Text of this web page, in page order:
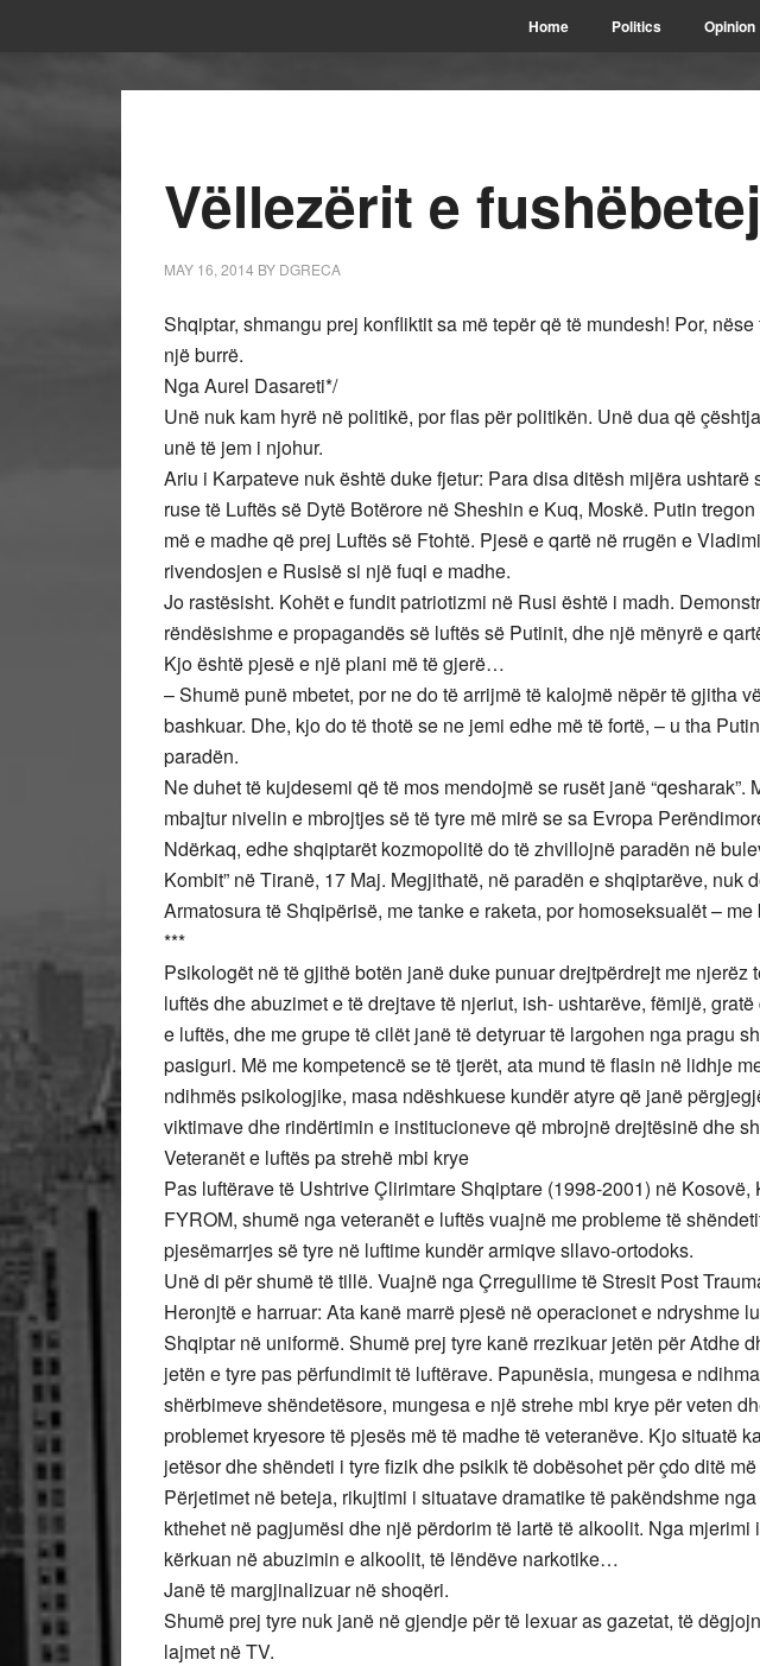
Home Politics Opinion
Vëllezërit e
MAY 16, 2014 BY DGRECA
Shqiptar, shmangu prej konfliktit sa më tepër që të mundesh! Por,
një burrë.
Nga Aurel Dasareti*/
Unë nuk kam hyrë në politikë, por flas për politikën. Unë dua që
unë të jem i njohur.
Ariu i Karpateve nuk është duke fjetur: Para disa ditësh mijëra ushtarë
ruse të Luftës së Dytë Botërore në Sheshin e Kuq, Moskë. Putin
më e madhe që prej Luftës së Ftohtë. Pjesë e qartë në rrugën e
rivendosjen e Rusisë si një fuqi e madhe.
Jo rastësisht. Kohët e fundit patriotizmi në Rusi është i madh.
rëndësishme e propagandës së luftës së Putinit, dhe një mënyrë e
Kjo është pjesë e një plani më të gjerë…
– Shumë punë mbetet, por ne do të arrijmë të kalojmë nëpër të gjitha
bashkuar. Dhe, kjo do të thotë se ne jemi edhe më të fortë, – u tha
paradën.
Ne duhet të kujdesemi që të mos mendojmë se rusët janë “qesharak”.
mbajtur nivelin e mbrojtjes së të tyre më mirë se sa Evropa
Ndërkaq, edhe shqiptarët kozmopolitë do të zhvillojnë paradën në
Kombit” në Tiranë, 17 Maj. Megjithatë, në paradën e shqiptarëve, nuk
Armatosura të Shqipërisë, me tanke e raketa, por homoseksualët – me
***
Psikologët në të gjithë botën janë duke punuar drejtpërdrejt me njerëz
luftës dhe abuzimet e të drejtave të njeriut, ish- ushtarëve, fëmijë,
e luftës, dhe me grupe të cilët janë të detyruar të largohen nga pragu
pasiguri. Më me kompetencë se të tjerët, ata mund të flasin në lidhje
ndihmës psikologjike, masa ndëshkuese kundër atyre që janë
viktimave dhe rindërtimin e institucioneve që mbrojnë drejtësinë dhe
Veteranët e luftës pa strehë mbi krye
Pas luftërave të Ushtrive Çlirimtare Shqiptare (1998-2001) në
FYROM, shumë nga veteranët e luftës vuajnë me probleme të
pjesëmarrjes së tyre në luftime kundër armiqve sllavo-ortodoks.
Unë di për shumë të tillë. Vuajnë nga Çrregullime të Stresit Post
Heronjtë e harruar: Ata kanë marrë pjesë në operacionet e ndryshme
Shqiptar në uniformë. Shumë prej tyre kanë rrezikuar jetën për Atdhe
jetën e tyre pas përfundimit të luftërave. Papunësia, mungesa e
shërbimeve shëndetësore, mungesa e një strehe mbi krye për veten
problemet kryesore të pjesës më të madhe të veteranëve. Kjo situatë
jetësor dhe shëndeti i tyre fizik dhe psikik të dobësohet për çdo ditë më
Përjetimet në beteja, rikujtimi i situatave dramatike të pakëndshme
kthehet në pagjumësi dhe një përdorim të lartë të alkoolit. Nga
kërkuan në abuzimin e alkoolit, të lëndëve narkotike…
Janë të margjinalizuar në shoqëri.
Shumë prej tyre nuk janë në gjendje për të lexuar as gazetat, të
lajmet në TV.